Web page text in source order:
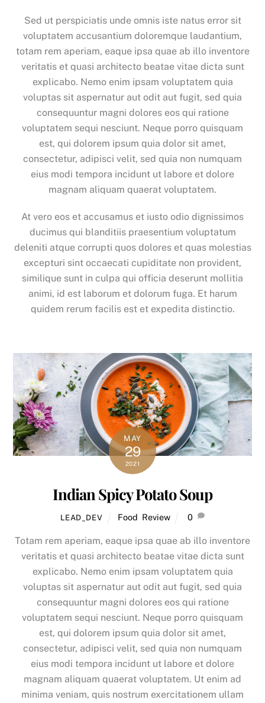
Sed ut perspiciatis unde omnis iste natus error sit
voluptatem accusantium doloremque laudantium,
totam rem aperiam, eaque ipsa quae ab illo inventore
veritatis et quasi architecto beatae vitae dicta sunt
explicabo. Nemo enim ipsam voluptatem quia
voluptas sit aspernatur aut odit aut fugit, sed quia
consequuntur magni dolores eos qui ratione
voluptatem sequi nesciunt. Neque porro quisquam
est, qui dolorem ipsum quia dolor sit amet,
consectetur, adipisci velit, sed quia non numquam
eius modi tempora incidunt ut labore et dolore
magnam aliquam quaerat voluptatem.
At vero eos et accusamus et iusto odio dignissimos
ducimus qui blanditiis praesentium voluptatum
deleniti atque corrupti quos dolores et quas molestias
excepturi sint occaecati cupiditate non provident,
similique sunt in culpa qui officia deserunt mollitia
animi, id est laborum et dolorum fuga. Et harum
quidem rerum facilis est et expedita distinctio.
MAY
29
2021
Indian Spicy Potato Soup
LEAD_DEV Food Review 0
Totam rem aperiam, eaque ipsa quae ab illo inventore
veritatis et quasi architecto beatae vitae dicta sunt
explicabo. Nemo enim ipsam voluptatem quia
voluptas sit aspernatur aut odit aut fugit, sed quia
consequuntur magni dolores eos qui ratione
voluptatem sequi nesciunt. Neque porro quisquam
est, qui dolorem ipsum quia dolor sit amet,
consectetur, adipisci velit, sed quia non numquam
eius modi tempora incidunt ut labore et dolore
magnam aliquam quaerat voluptatem. Ut enim ad
minima veniam, quis nostrum exercitationem ullam